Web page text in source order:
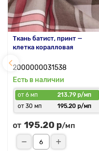
Ткань батист, принт —
клетка коралловая
2000000031538
Есть в наличии
от 6 мп
213.79 р/мп
от 30 мп
195.20 р/мп
от 195.20 р/мп